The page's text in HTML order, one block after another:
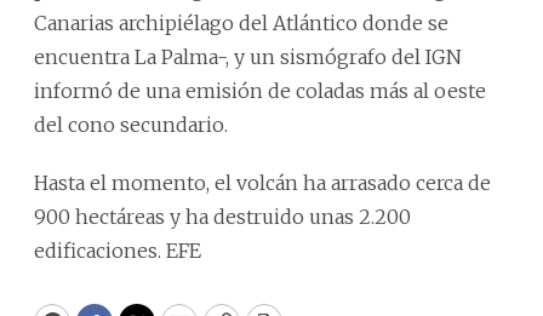
Canarias archipiélago del Atlántico donde se
encuentra La Palma-, y un sismógrafo del IGN
informó de una emisión de coladas más al oeste
del cono secundario.
Hasta el momento, el volcán ha arrasado cerca de
900 hectáreas y ha destruido unas 2.200
edificaciones. EFE